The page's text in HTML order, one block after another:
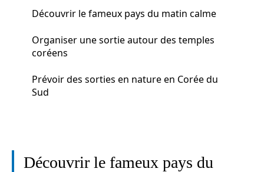
Découvrir le fameux pays du matin calme
Organiser une sortie autour des temples
coréens
Prévoir des sorties en nature en Corée du
Sud
Découvrir le fameux pays du